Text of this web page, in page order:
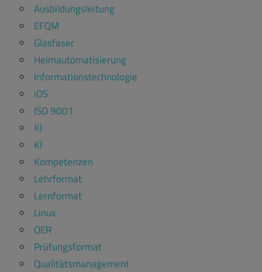
Ausbildungsleitung
EFQM
Glasfaser
Heimautomatisierung
Informationstechnologie
iOS
ISO 9001
KI
KI
Kompetenzen
Lehrformat
Lernformat
Linux
OER
Prüfungsformat
Qualitätsmanagement